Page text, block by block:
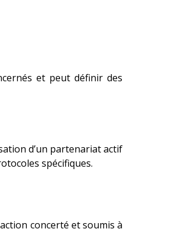
et peut définir des
d’un partenariat actif
spécifiques.
concerté et soumis à